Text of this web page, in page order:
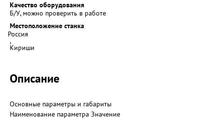
Качество оборудования
Б/У, можно проверить в работе
Местоположение станка
Россия
,
Кириши
Описание
Основные параметры и габариты
Наименование параметра Значение